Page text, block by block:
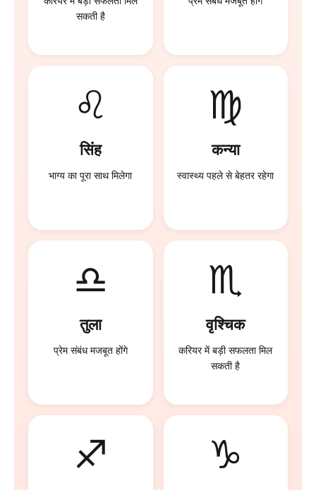
सकती है
♌
सिंह
भाग्य का पूरा साथ मिलेगा
♍
कन्या
स्वास्थ्य पहले से बेहतर रहेगा
♎
तुला
प्रेम संबंध मजबूत होंगे
♏
वृश्चिक
करियर में बड़ी सफलता मिल
सकती है
♐ ♑